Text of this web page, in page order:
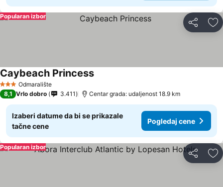
Deli
Popularan izbor
3 ZvezdiceOdmaralište
Caybeach Princess
8,1 Vrlo dobro 3.411 Centar grada: udaljenost 18.9 km
Izaberi datume da bi se prikazale
tačne cene
Pogledaj cene
Deli
Popularan izbor